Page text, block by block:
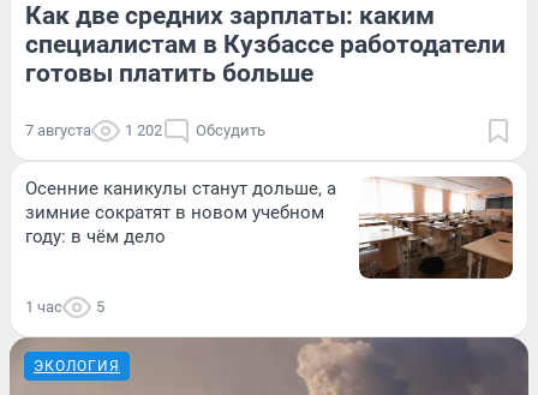
Как две средних зарплаты: каким
специалистам в Кузбассе работодатели
готовы платить больше
7 августа 1 202 Обсудить
Осенние каникулы станут дольше, а
зимние сократят в новом учебном
году: в чём дело
1 час 5
ЭКОЛОГИЯ